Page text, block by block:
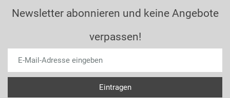
Newsletter abonnieren und keine Angebote
verpassen!